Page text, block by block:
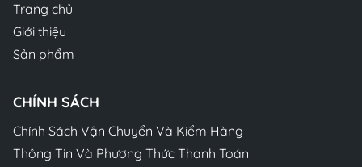
Trang chủ
Giới thiệu
Sản phẩm
CHÍNH SÁCH
Chính Sách Vận Chuyển Và Kiểm Hàng
Thông Tin Và Phương Thức Thanh Toán